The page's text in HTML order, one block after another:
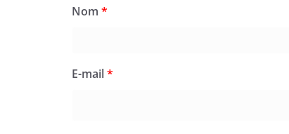
Nom *
E-mail*